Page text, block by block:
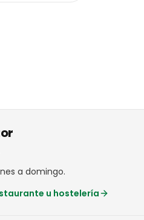
a domingo.
u hostelería